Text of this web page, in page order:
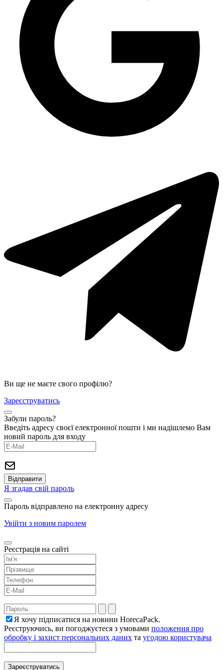
Упаковка для ягід МУТНА HF на 0.5 кг ПЕТ
Упаковка для тортів 0,5 кг ПС-223дч, 150 шт/уп
Ємність супова паперова Крафт/Крафт 750 мл, 400 шт/уп
Упаковка колір крафт для салатів
Контейнер крафт 750 мл
Ви ще не маєте свого профілю?
Зареєструватись
Забули пароль?
Введіть адресу своєї електронної пошти і ми надішлемо Вам
новий пароль для входу
Я згадав свій пароль
Пароль відправлено на електронну адресу
Увійти з новим паролем
Реєстрація на сайті
Я хочу підписатися на новини HorecaPack.
Реєструючись, ви погоджуєтеся з умовами положення про
обробку і захист персональних даних та угодою користувача